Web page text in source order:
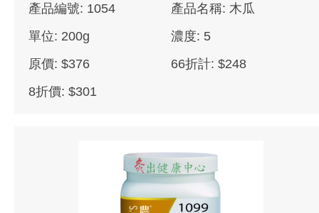
產品編號: 1054
產品名稱: 木瓜
單位: 200g
濃度: 5
原價: $376
66折計: $248
8折價: $301